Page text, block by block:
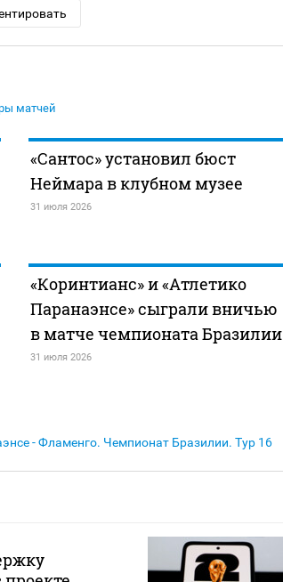
матчей
«Сантос» установил бюст
Неймара в клубном музее
31 июля 2026
«Коринтианс» и «Атлетико
Паранаэнсе» сыграли вничью
в матче чемпионата Бразилии
31 июля 2026
- Фламенго. Чемпионат Бразилии. Тур 16